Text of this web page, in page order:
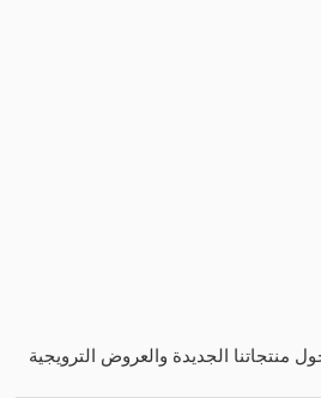
منتجاتنا الجديدة والعروض الترويجية